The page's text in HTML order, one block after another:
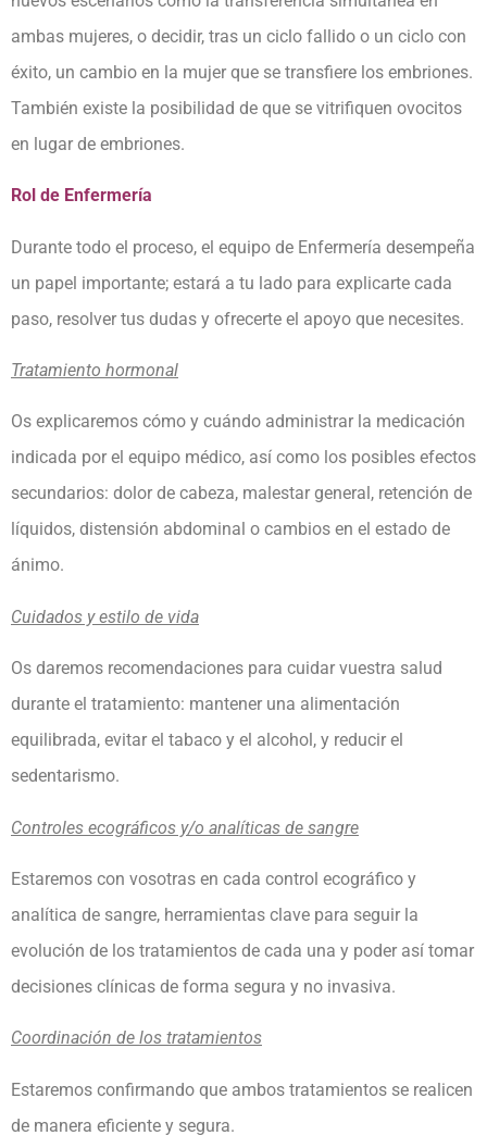
ambas mujeres, o decidir, tras un ciclo fallido o un ciclo con
éxito, un cambio en la mujer que se transfiere los embriones.
También existe la posibilidad de que se vitrifiquen ovocitos
en lugar de embriones.
Rol de Enfermería
Durante todo el proceso, el equipo de Enfermería desempeña
un papel importante; estará a tu lado para explicarte cada
paso, resolver tus dudas y ofrecerte el apoyo que necesites.
Tratamiento hormonal
Os explicaremos cómo y cuándo administrar la medicación
indicada por el equipo médico, así como los posibles efectos
secundarios: dolor de cabeza, malestar general, retención de
líquidos, distensión abdominal o cambios en el estado de
ánimo.
Cuidados y estilo de vida
Os daremos recomendaciones para cuidar vuestra salud
durante el tratamiento: mantener una alimentación
equilibrada, evitar el tabaco y el alcohol, y reducir el
sedentarismo.
Controles ecográficos y/o analíticas de sangre
Estaremos con vosotras en cada control ecográfico y
analítica de sangre, herramientas clave para seguir la
evolución de los tratamientos de cada una y poder así tomar
decisiones clínicas de forma segura y no invasiva.
Coordinación de los tratamientos
Estaremos confirmando que ambos tratamientos se realicen
de manera eficiente y segura.